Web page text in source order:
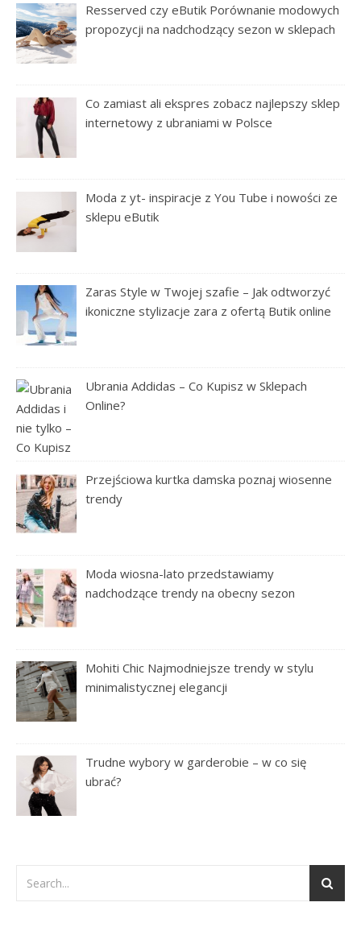
Resserved czy eButik Porównanie modowych
propozycji na nadchodzący sezon w sklepach
Co zamiast ali ekspres zobacz najlepszy sklep
internetowy z ubraniami w Polsce
Moda z yt- inspiracje z You Tube i nowości ze
sklepu eButik
Zaras Style w Twojej szafie – Jak odtworzyć
ikoniczne stylizacje zara z ofertą Butik online
Ubrania Addidas – Co Kupisz w Sklepach
Online?
Przejściowa kurtka damska poznaj wiosenne
trendy
Moda wiosna-lato przedstawiamy
nadchodzące trendy na obecny sezon
Mohiti Chic Najmodniejsze trendy w stylu
minimalistycznej elegancji
Trudne wybory w garderobie – w co się
ubrać?